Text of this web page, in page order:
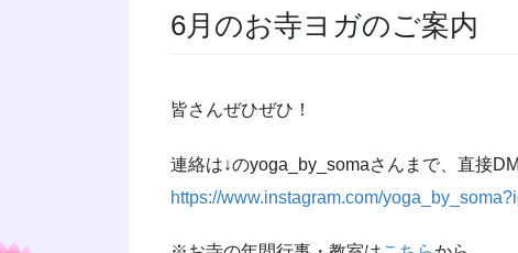
6月のお寺ヨガのご案内
皆さんぜひぜひ！
連絡は↓のyoga_by_somaさんまで、直接
https://www.instagram.com/